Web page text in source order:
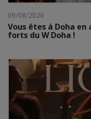
09/08/2026
Vous êtes à Doha
forts du W Doha !